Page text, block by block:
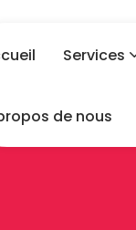
Services
de nous